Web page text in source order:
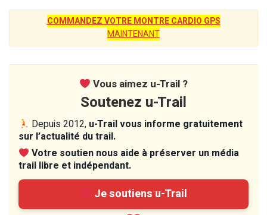
COMMANDEZ VOTRE MONTRE CARDIO GPS
MAINTENANT
Vous aimez u-Trail ?
Soutenez u-Trail
Depuis 2012, u-Trail vous informe gratuitement
sur l’actualité du trail.
Votre soutien nous aide à préserver un média
trail libre et indépendant.
Je soutiens u-Trail